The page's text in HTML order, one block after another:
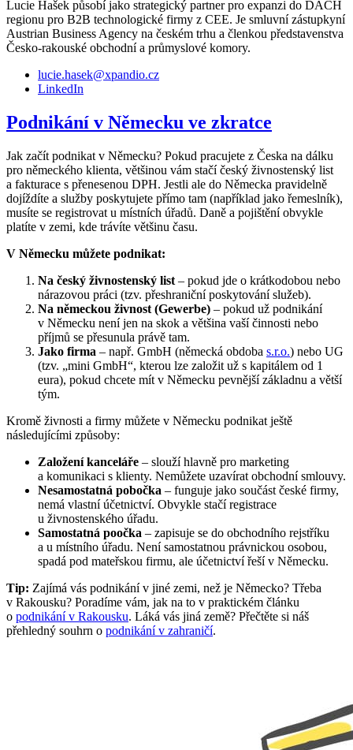
Lucie Hašek působí jako strategický partner pro expanzi do DACH
regionu pro B2B technologické firmy z CEE. Je smluvní zástupkyní
Austrian Business Agency na českém trhu a členkou představenstva
Česko-rakouské obchodní a průmyslové komory.
lucie.hasek@xpandio.cz
LinkedIn
Podnikání v Německu ve zkratce
Jak začít podnikat v Německu? Pokud pracujete z Česka na dálku
pro německého klienta, většinou vám stačí český živnostenský list
a fakturace s přenesenou DPH. Jestli ale do Německa pravidelně
dojíždíte a služby poskytujete přímo tam (například jako řemeslník),
musíte se registrovat u místních úřadů. Daně a pojištění obvykle
platíte v zemi, kde trávíte většinu času.
V Německu můžete podnikat:
Na český živnostenský list – pokud jde o krátkodobou nebo
nárazovou práci (tzv. přeshraniční poskytování služeb).
Na německou živnost (Gewerbe) – pokud už podnikání
v Německu není jen na skok a většina vaší činnosti nebo
příjmů se přesunula právě tam.
Jako firma – např. GmbH (německá obdoba s.r.o.) nebo UG
(tzv. „mini GmbH“, kterou lze založit už s kapitálem od 1
eura), pokud chcete mít v Německu pevnější základnu a větší
tým.
Kromě živnosti a firmy můžete v Německu podnikat ještě
následujícími způsoby:
Založení kanceláře – slouží hlavně pro marketing
a komunikaci s klienty. Nemůžete uzavírat obchodní smlouvy.
Nesamostatná pobočka – funguje jako součást české firmy,
nemá vlastní účetnictví. Obvykle stačí registrace
u živnostenského úřadu.
Samostatná poočka – zapisuje se do obchodního rejstříku
a u místního úřadu. Není samostatnou právnickou osobou,
spadá pod mateřskou firmu, ale účetnictví řeší v Německu.
Tip: Zajímá vás podnikání v jiné zemi, než je Německo? Třeba
v Rakousku? Poradíme vám, jak na to v praktickém článku
o podnikání v Rakousku. Láká vás jiná země? Přečtěte si náš
přehledný souhrn o podnikání v zahraničí.